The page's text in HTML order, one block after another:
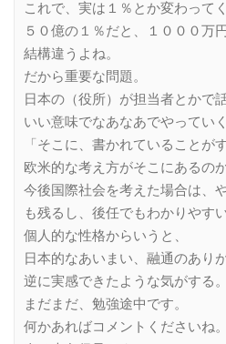
これで、実は１％とか変わってく
５０億の１％だと、１０００万円
結構違うよね。
だから重要な問題。
日本の（役所）が担当者とかで
いい意味でなあなあでやってい
「そこに、書かれていることが
欧米的な考え方がそこにあるの
今後国際社会を考えた場合は、
も残るし、後任でもわかりやす
個人的な性格からいうと、
日本的なあいまい、融通のあり
逆に実感できたような気がする。
まだまだ、勉強途中です。
何かあればコメントくださいね。